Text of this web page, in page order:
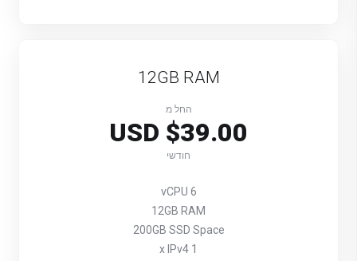
12GB RAM
החל מ
$39.00 USD
חודשי
6 vCPU
12GB RAM
200GB SSD Space
1 x IPv4